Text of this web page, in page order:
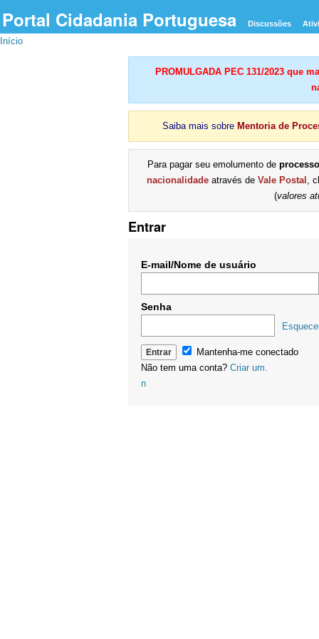
Portal Cidadania Portuguesa Discussões
Início
PROMULGADA PEC 131/2023 que
Saiba mais sobre Mentoria de
Para pagar seu emolumento de
nacionalidade através de Vale Postal ,
(valores
Entrar
E-mail/Nome de usuário
Senha
Mantenha-me conectado
Não tem uma conta? Criar um.
n